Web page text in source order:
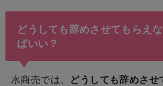
どうしても辞めさせてもらえ
ばいい？
水商売では、 どうしても辞めさせ